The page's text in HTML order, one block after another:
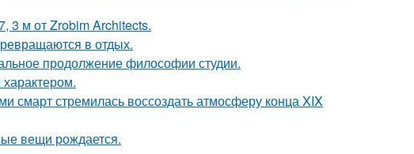
3 м от Zrobim Architects.
в отдых.
продолжение философии студии.
смарт стремилась воссоздать атмосферу конца XIX
вещи рождается.